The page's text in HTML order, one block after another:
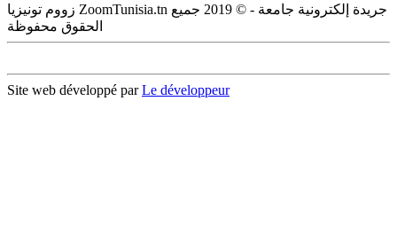
زووم تونيزيا ZoomTunisia.tn جريدة إلكترونية جامعة - © 2019 جميع
الحقوق محفوظة
Site web développé parLe développeur